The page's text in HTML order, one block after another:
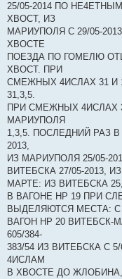
25/05-2014 ПО
ХВОСТ, ИЗ
МАРИУПОЛЯ С 29/05-
ХВОСТЕ
ПОЕЗДА ПО ГОМЕЛЮ
ХВОСТ. ПРИ
СМЕЖНЫХ 4ИСЛАХ 31 И
31,3,5.
ПРИ СМЕЖНЫХ 4ИСЛАХ
МАРИУПОЛЯ
1,3,5. ПОСЛЕДНИЙ РАЗ
2013,
ИЗ МАРИУПОЛЯ 25/05-
ВИТЕБСКА 27/05-2013,
МАРТЕ: ИЗ ВИТЕБСКА
В ВАГОНЕ НР 19 ПРИ
ВЫДЕЛЯЮТСЯ МЕСТА: С
ВАГОН НР 20
605/384-
383/54 ИЗ ВИТЕБСКА С
4ИСЛАМ
В ХВОСТЕ ДО